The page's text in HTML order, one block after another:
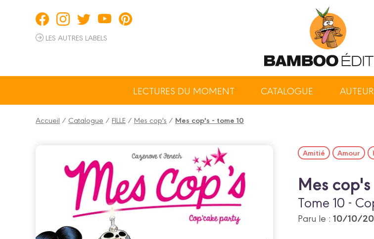
LES AUTRES LABELS
LECTURES DU MOMENT CATALOGUE
Accueil / Catalogue / FILLE / Mes cop's / Mes cop's - tome 10
Amitié Amour
Mes cop's
Tome 10 -
Paru le : 10/10/